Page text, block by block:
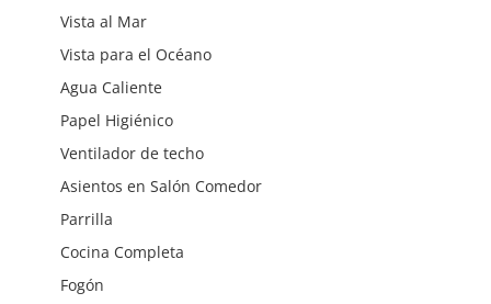
Vista al Mar
Vista para el Océano
Agua Caliente
Papel Higiénico
Ventilador de techo
Asientos en Salón Comedor
Parrilla
Cocina Completa
Fogón